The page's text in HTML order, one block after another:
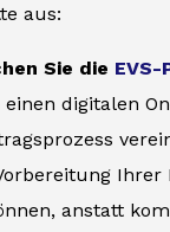
aus:
Sie die
digitalen
Ihrer
anstatt